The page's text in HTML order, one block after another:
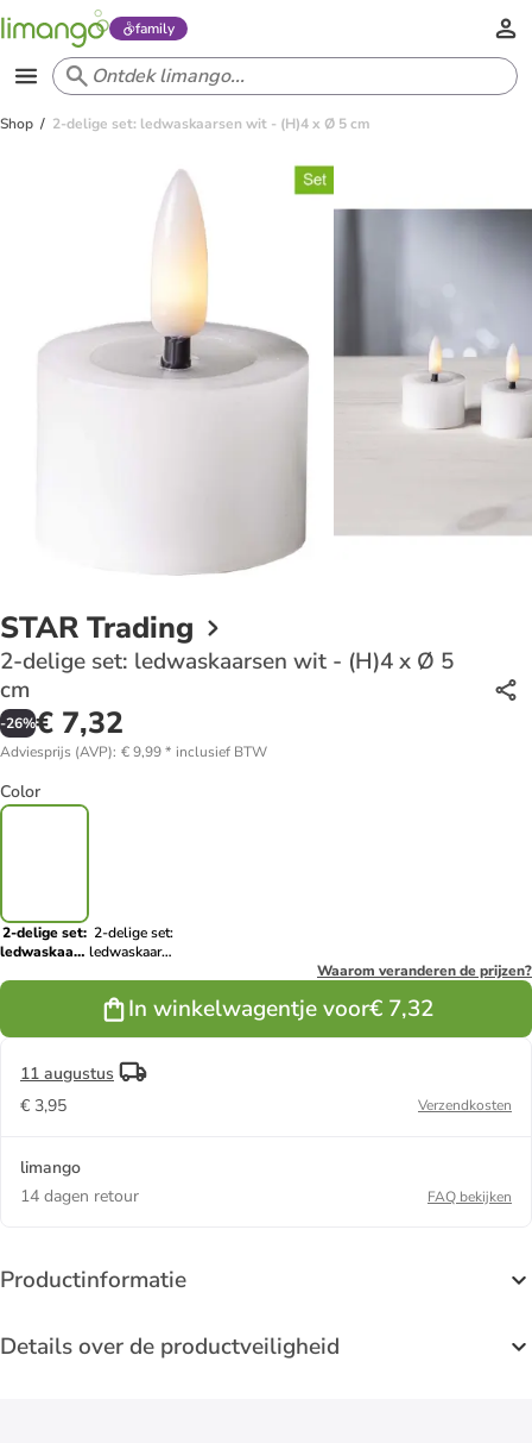
family
Shop 2-delige set: ledwaskaarsen wit - (H)4 x Ø 5 cm
STAR Trading
2-delige set: ledwaskaarsen wit - (H)4 x Ø 5
cm
-26%€ 7,32
Adviesprijs (AVP): € 9,99* inclusief BTW
Color
2-delige set:
ledwaskaarsen
2-delige set:
ledwaskaarsen
Waarom veranderen de prijzen?
In winkelwagentje voor€ 7,32
11 augustus
€ 3,95
Verzendkosten
limango
14 dagen retour
FAQ bekijken
Productinformatie
Details over de productveiligheid